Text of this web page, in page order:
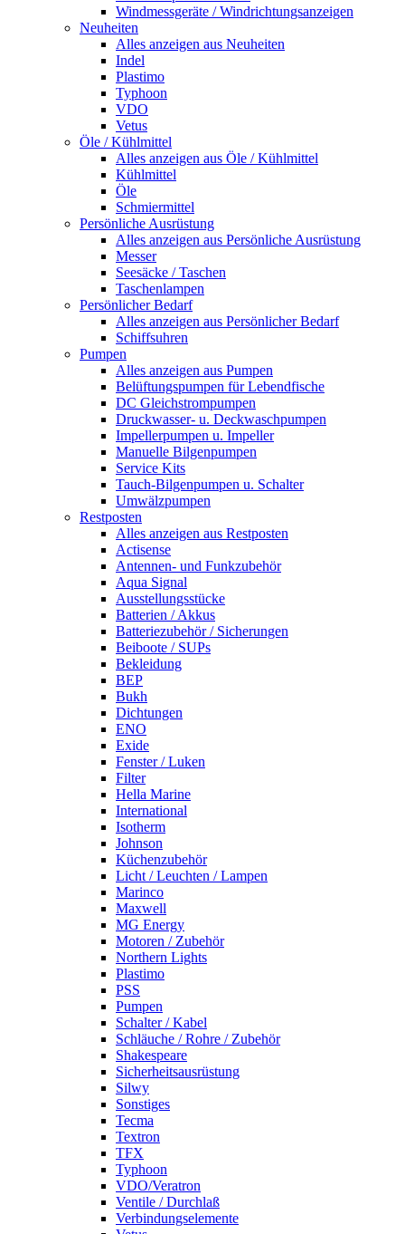
Windmessgeräte / Windrichtungsanzeigen
Neuheiten
Alles anzeigen aus Neuheiten
Indel
Plastimo
Typhoon
VDO
Vetus
Öle / Kühlmittel
Alles anzeigen aus Öle / Kühlmittel
Kühlmittel
Öle
Schmiermittel
Persönliche Ausrüstung
Alles anzeigen aus Persönliche Ausrüstung
Messer
Seesäcke / Taschen
Taschenlampen
Persönlicher Bedarf
Alles anzeigen aus Persönlicher Bedarf
Schiffsuhren
Pumpen
Alles anzeigen aus Pumpen
Belüftungspumpen für Lebendfische
DC Gleichstrompumpen
Druckwasser- u. Deckwaschpumpen
Impellerpumpen u. Impeller
Manuelle Bilgenpumpen
Service Kits
Tauch-Bilgenpumpen u. Schalter
Umwälzpumpen
Restposten
Alles anzeigen aus Restposten
Actisense
Antennen- und Funkzubehör
Aqua Signal
Ausstellungsstücke
Batterien / Akkus
Batteriezubehör / Sicherungen
Beiboote / SUPs
Bekleidung
BEP
Bukh
Dichtungen
ENO
Exide
Fenster / Luken
Filter
Hella Marine
International
Isotherm
Johnson
Küchenzubehör
Licht / Leuchten / Lampen
Marinco
Maxwell
MG Energy
Motoren / Zubehör
Northern Lights
Plastimo
PSS
Pumpen
Schalter / Kabel
Schläuche / Rohre / Zubehör
Shakespeare
Sicherheitsausrüstung
Silwy
Sonstiges
Tecma
Textron
TFX
Typhoon
VDO/Veratron
Ventile / Durchlaß
Verbindungselemente